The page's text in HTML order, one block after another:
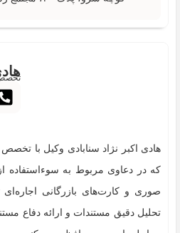
هادی اکبر نژاد سنابادی‌ وکیل با
که در دعاوی مربوط به سوءاستفاده
صوری و کارت‌های بازرگانی اجاره‌ای
تحلیل دقیق مستندات و ارائه دفاع